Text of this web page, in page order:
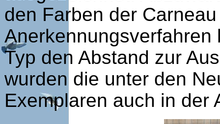
den Farben der
Typ den Abstand zur
wurden die unter den
Exemplaren auch in der